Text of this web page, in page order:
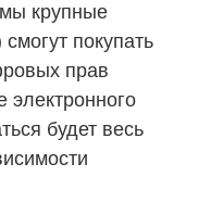
крупные
покупать
прав
будет весь